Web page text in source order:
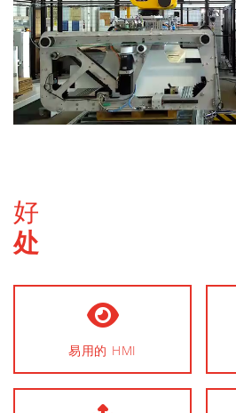
好
处
易用的 HMI